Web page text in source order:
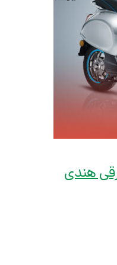
هندی